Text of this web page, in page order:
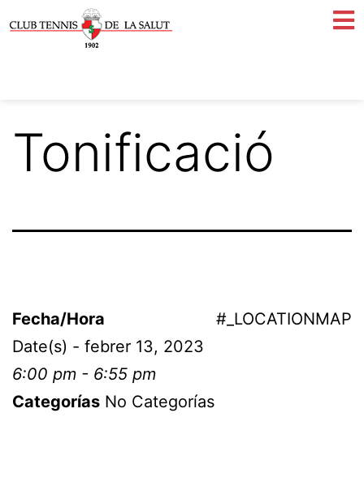
Tonificació
#_LOCATIONMAP
Fecha/Hora
Date(s) - febrer 13, 2023
6:00 pm - 6:55 pm
Categorías No Categorías